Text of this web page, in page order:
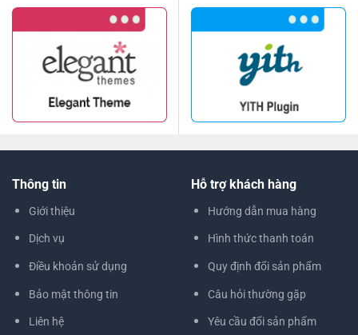
Thông tin
Giới thiệu
Dịch vụ
Điều khoản sử dụng
Bảo mật thông tin
Liên hệ
Hỗ trợ khách hàng
Hướng dẫn mua hàng
Hình thức thanh toán
Quy định đổi sản phẩm
Câu hỏi thường gặp
Yêu cầu đổi sản phẩm